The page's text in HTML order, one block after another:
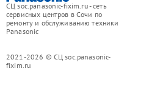
СЦ soc.panasonic-fixim.ru - сеть
сервисных центров в Сочи по
ремонту и обслуживанию техники
Panasonic
2021-2026 © СЦ soc.panasonic-
fixim.ru